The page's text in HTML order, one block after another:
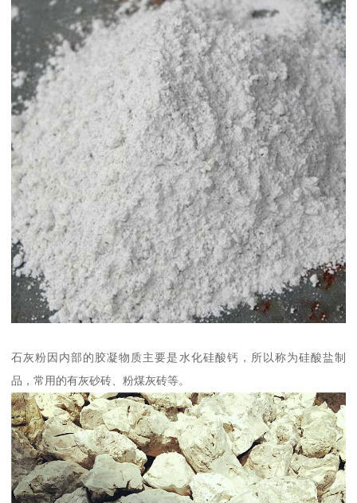
石灰粉因内部的胶凝物质主要是水化硅酸钙，所以称为硅酸盐制
品，常用的有灰砂砖、粉煤灰砖等。